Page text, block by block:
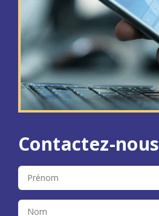
Contactez-nous